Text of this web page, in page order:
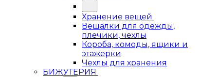
Хранение вещей
Вешалки для одежды,
плечики, чехлы
Короба, комоды, ящики и
этажерки
Чехлы для хранения
БИЖУТЕРИЯ